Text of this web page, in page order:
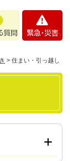
・
> 住まい・引っ越し